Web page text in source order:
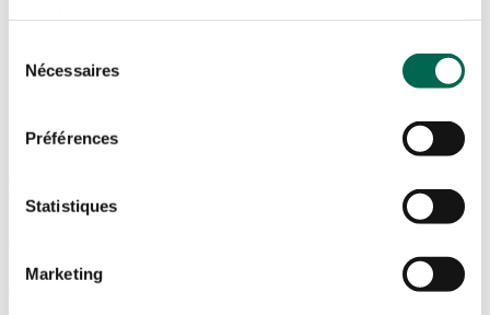
Nécessaires
Préférences
Statistiques
Marketing
ADRESSE
QC H1P 1Y5